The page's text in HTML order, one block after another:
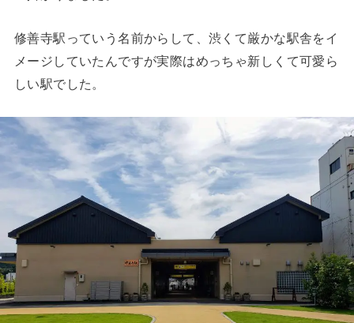
修善寺駅っていう名前からして、渋くて厳かな駅舎をイ
メージしていたんですが実際はめっちゃ新しくて可愛ら
しい駅でした。